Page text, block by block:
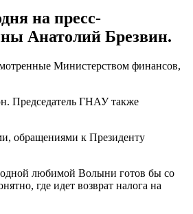
на пресс-
Анатолий Брезвин.
Министерством финансов,
Председатель ГНАУ также
обращениями к Президенту
любимой Волыни готов бы со
где идет возврат налога на